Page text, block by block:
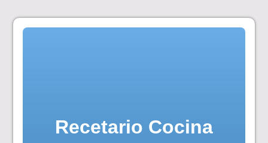
Skip
Recetario Cocina